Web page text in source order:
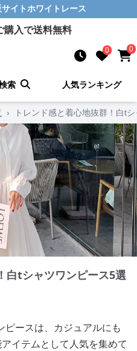
イトホワイトレース
購入で送料無料
0 0
索 人気ランキング
› トレンド感と着心地抜群！白t
白tシャツワンピース5選
ースは、カジュアルにも
イテムとして人気を集めて